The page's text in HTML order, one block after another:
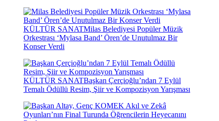
KÜLTÜR SANATMilas Belediyesi Popüler Müzik
Orkestrası ‘Mylasa Band’ Ören’de Unutulmaz Bir
Konser Verdi
KÜLTÜR SANATBaşkan Çerçioğlu’ndan 7 Eylül
Temalı Ödüllü Resim, Şiir ve Kompozisyon Yarışması